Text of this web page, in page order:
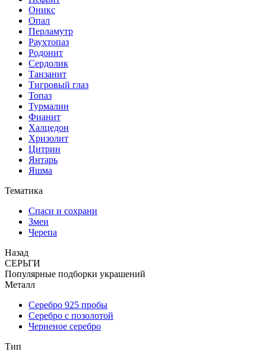
Оникс
Опал
Перламутр
Раухтопаз
Родонит
Сердолик
Танзанит
Тигровый глаз
Топаз
Турмалин
Фианит
Халцедон
Хризолит
Цитрин
Янтарь
Яшма
Тематика
Спаси и сохрани
Змеи
Черепа
Назад
СЕРЬГИ
Популярные подборки украшений
Металл
Серебро 925 пробы
Серебро с позолотой
Черненое серебро
Тип